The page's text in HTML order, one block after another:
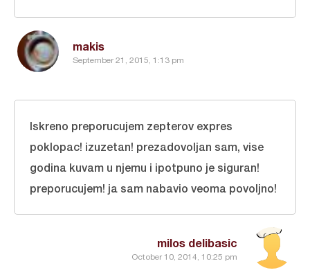
makis
September 21, 2015, 1:13 pm
milos delibasic
October 10, 2014, 10:25 pm
Iskreno preporucujem zepterov expres
poklopac! izuzetan! prezadovoljan sam, vise
godina kuvam u njemu i ipotpuno je siguran!
preporucujem! ja sam nabavio veoma povoljno!